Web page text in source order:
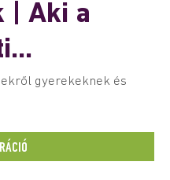
| Aki a
gyerekeknek és